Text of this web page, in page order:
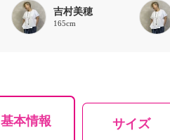
吉村美穂
165cm
基本情報 サイズ